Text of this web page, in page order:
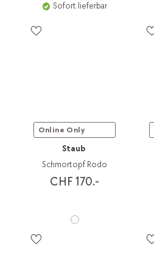
Sofort lieferbar
Online Only
Staub
Schmortopf Rodo
CHF 170.-